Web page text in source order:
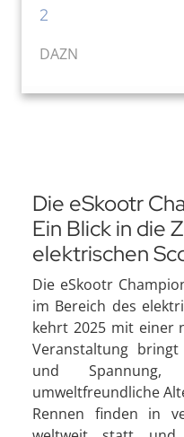
2
DAZN
Die eSkootr
Ein Blick in die
elektrischen
Die eSkootr
im Bereich des
kehrt 2025 mit einer
Veranstaltung
und
umweltfreundliche
Rennen finden in